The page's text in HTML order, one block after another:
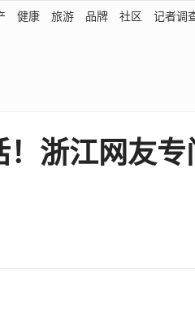
健康 旅游 品牌 社区 记者调
浙江网友